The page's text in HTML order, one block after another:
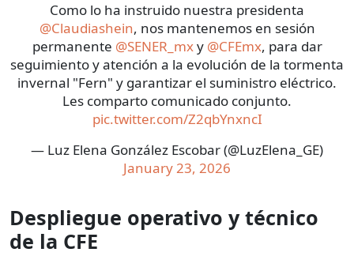
Como lo ha instruido nuestra presidenta
@Claudiashein, nos mantenemos en sesión
permanente @SENER_mxy @CFEmx, para dar
seguimiento y atención a la evolución de la tormenta
invernal "Fern" y garantizar el suministro eléctrico.
Les comparto comunicado conjunto.
pic.twitter.com/Z2qbYnxncI
— Luz Elena González Escobar (@LuzElena_GE)
January 23, 2026
Despliegue operativo y técnico
de la CFE